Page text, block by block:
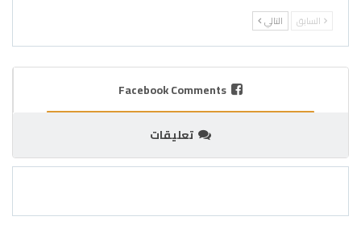
السابق التالي
Facebook Comments
تعليقات